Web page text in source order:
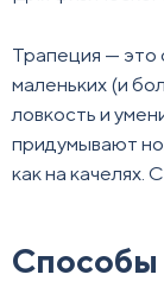
Трапеция —
маленьких (и
ловкость и
придумывают
как на качелях.
Способы